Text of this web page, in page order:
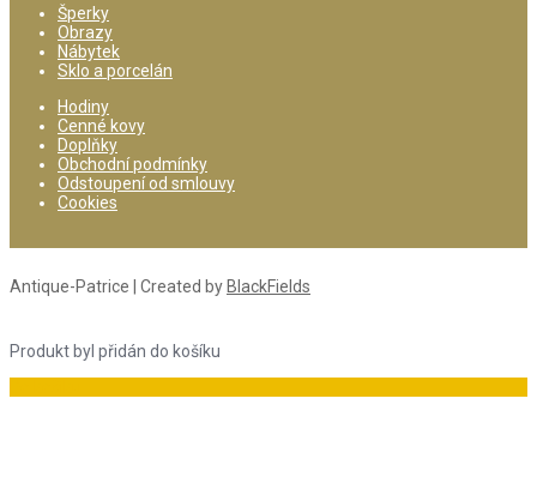
Šperky
Obrazy
Nábytek
Sklo a porcelán
Hodiny
Cenné kovy
Doplňky
Obchodní podmínky
Odstoupení od smlouvy
Cookies
Antique-Patrice | Created by BlackFields
Produkt byl přidán do košíku